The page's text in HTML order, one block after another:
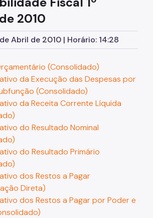
Precatórios
2010
Abril de 2010 | Horário: 14:28
(Consolidado)
da Execução das Despesas por
(Consolidado)
da Receita Corrente Líquida
do Resultado Nominal
do Resultado Primário
dos Restos a Pagar
Direta)
dos Restos a Pagar por Poder e